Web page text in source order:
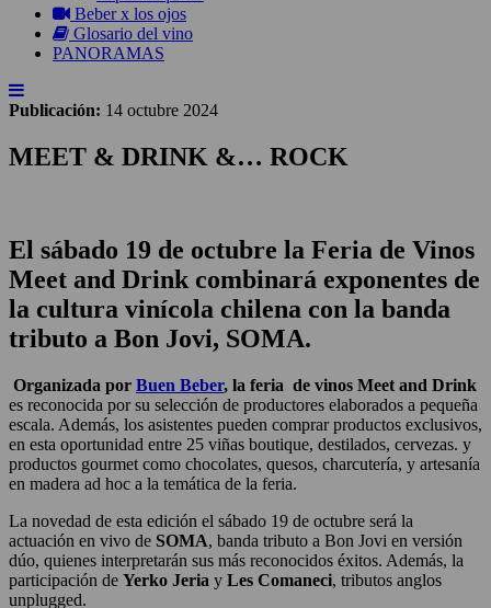
Beber x los ojos
Glosario del vino
PANORAMAS
Publicación: 14 octubre 2024
MEET & DRINK &… ROCK
El sábado 19 de octubre la Feria de Vinos
Meet and Drink combinará exponentes de
la cultura vinícola chilena con la banda
tributo a Bon Jovi, SOMA.
Organizada por Buen Beber, la feria de vinos Meet and Drink
es reconocida por su selección de productores elaborados a pequeña
escala. Además, los asistentes pueden comprar productos exclusivos,
en esta oportunidad entre 25 viñas boutique, destilados, cervezas. y
productos gourmet como chocolates, quesos, charcutería, y artesanía
en madera ad hoc a la temática de la feria.
La novedad de esta edición el sábado 19 de octubre será la
actuación en vivo de SOMA, banda tributo a Bon Jovi en versión
dúo, quienes interpretarán sus más reconocidos éxitos. Además, la
participación de Yerko Jeria y Les Comaneci, tributos anglos
unplugged.